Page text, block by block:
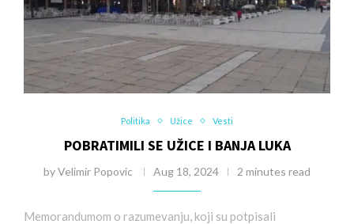
Politika Užice Vesti
POBRATIMILI SE UŽICE I BANJA LUKA
byVelimir Popovic Aug 18, 2024 2 minutes read
Memorandumom o razumevanju, koji su potpisali